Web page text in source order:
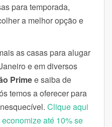
para temporada,
a melhor opção e
as casas para alugar
e em diversos
Primee saiba de
temos a oferecer para
Clique aqui
até 10% se